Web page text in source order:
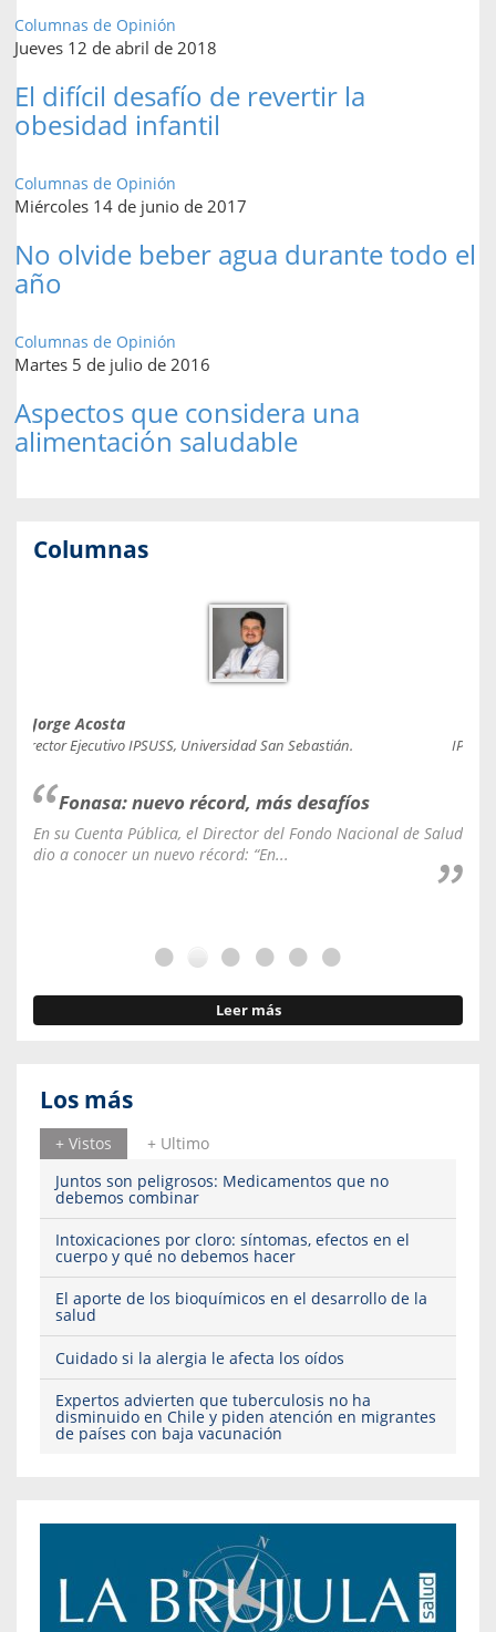
Columnas de Opinión
Jueves 12 de abril de 2018
El difícil desafío de revertir la
obesidad infantil
Columnas de Opinión
Miércoles 14 de junio de 2017
No olvide beber agua durante todo el
año
Columnas de Opinión
Martes 5 de julio de 2016
Aspectos que considera una
alimentación saludable
Columnas
Jorge Acosta
Director Ejecutivo IPSUSS, Universidad San Sebastián.
Fonasa: nuevo récord, más desafíos
En su Cuenta Pública, el Director del Fondo Nacional de Salud
dio a conocer un nuevo récord: “En...
Leer más
Los más
+ Vistos
+ Ultimo
Juntos son peligrosos: Medicamentos que no
debemos combinar
Intoxicaciones por cloro: síntomas, efectos en el
cuerpo y qué no debemos hacer
El aporte de los bioquímicos en el desarrollo de la
salud
Cuidado si la alergia le afecta los oídos
Expertos advierten que tuberculosis no ha
disminuido en Chile y piden atención en migrantes
de países con baja vacunación